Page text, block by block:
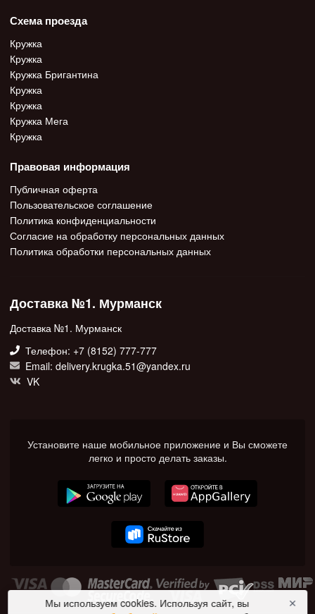
Схема проезда
Кружка
Кружка
Кружка Бригантина
Кружка
Кружка
Кружка Мега
Кружка
Правовая информация
Публичная оферта
Пользовательское соглашение
Политика конфиденциальности
Согласие на обработку персональных данных
Политика обработки персональных данных
Доставка №1. Мурманск
Доставка №1. Мурманск
Телефон: +7 (8152) 777-777
Email: delivery.krugka.51@yandex.ru
VK
Установите наше мобильное приложение и Вы сможете
легко и просто делать заказы.
Мы используем cookies. Используя сайт, вы
✕